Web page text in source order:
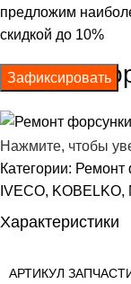
предложим
скидкой до 10%
Зафиксировать
Нажмите, чтобы
Категории: Ремонт
IVECO, KOBELKO,
Характеристики
АРТИКУЛ